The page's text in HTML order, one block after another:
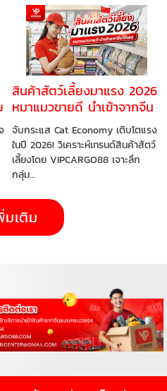
สินค้าสัตว์เลี้ยงมาแรง 2026
หมาแมวขายดี นำเข้าจากจีน
ได้เลย
จับกระแส Cat Economy เติบโตแรง
ในปี 2026! วิเคราะห์เทรนด์สินค้าสัตว์
เลี้ยงโดย VIPCARGO88 เจาะลึก
กลุ่ม...
มเติม